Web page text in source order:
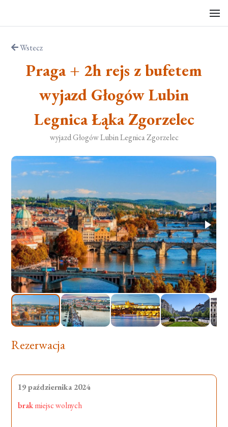
Wstecz
Praga + 2h rejs z bufetem
wyjazd Głogów Lubin
Legnica Łąka Zgorzelec
wyjazd Głogów Lubin Legnica Zgorzelec
Rezerwacja
19 października 2024
brakmiejsc wolnych